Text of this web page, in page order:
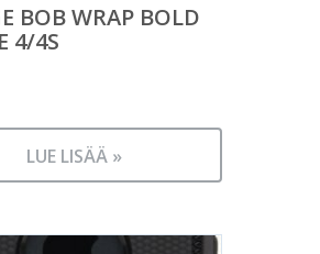
BOB WRAP BOLD
4/4S
LUE LISÄÄ »